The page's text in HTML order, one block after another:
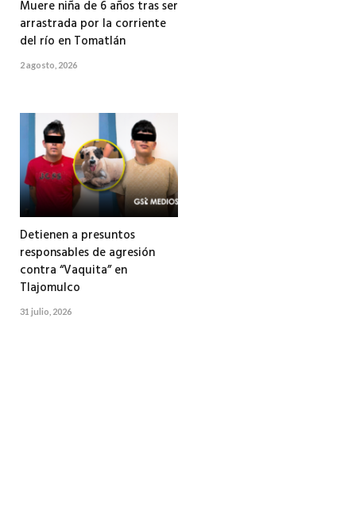
Muere niña de 6 años tras ser
arrastrada por la corriente
del río en Tomatlán
2 agosto, 2026
Detienen a presuntos
responsables de agresión
contra “Vaquita” en
Tlajomulco
31 julio, 2026